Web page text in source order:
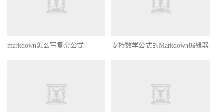
markdown怎么写复杂公式 支持数学公式的Markdown编辑器